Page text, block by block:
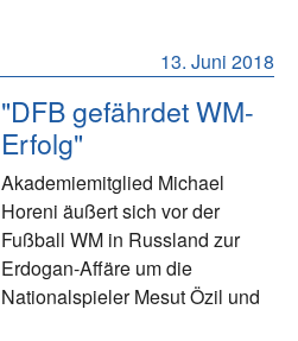
13. Juni 2018
"DFB gefährdet WM-
Erfolg"
Akademiemitglied Michael
Horeni äußert sich vor der
Fußball WM in Russland zur
Erdogan-Affäre um die
Nationalspieler Mesut Özil und